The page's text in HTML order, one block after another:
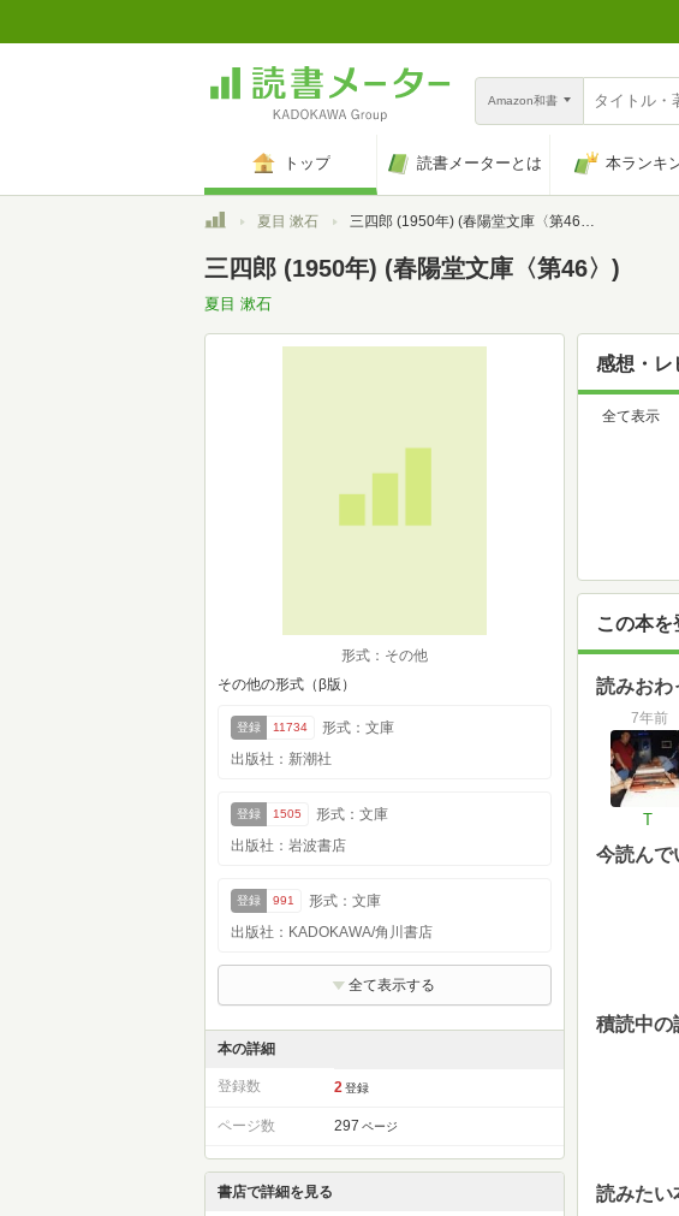
Amazon和書
トップ 読書メーターとは 本ランキ
トップ夏目 漱石 三四郎 (1950年) (春陽堂文庫〈第46〉)
三四郎 (1950年) (春陽堂文庫〈第46〉)
夏目 漱石
形式：その他
その他の形式（β版）
登録 11734
形式：文庫
出版社：新潮社
登録 1505
形式：文庫
出版社：岩波書店
登録 991
形式：文庫
出版社：KADOKAWA/角川書店
全て表示する
本の詳細
登録数 2 登録
ページ数 297 ページ
書店で詳細を見る
感想・レ
全て表示
この本
読みおわ
7年前
T
今読んで
積読中の
読みたい